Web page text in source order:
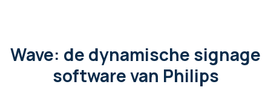
Wave: de dynamische signage
software van Philips